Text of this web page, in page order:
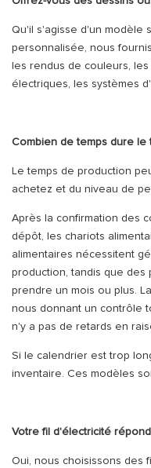
Qu'il s'agisse d'un modèle
personnalisée, nous
les rendus de couleurs,
électriques, les systèmes
Combien de temps dure le
Le temps de production
achetez et du niveau de
Après la confirmation des
dépôt, les chariots
alimentaires nécessitent
production, tandis que des
prendre un mois ou plus.
nous donnant un contrôle
n'y a pas de retards en
Si le calendrier est trop
inventaire. Ces modèles
Votre fil d'électricité
Oui, nous choisissons des